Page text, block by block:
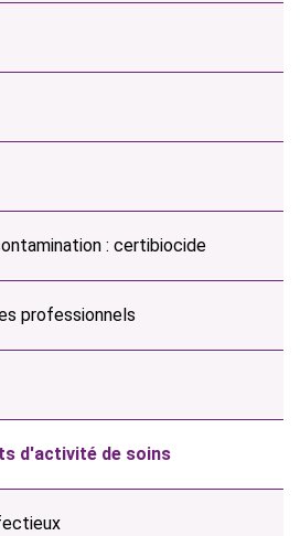
: certibiocide
professionnels
d'activité de soins